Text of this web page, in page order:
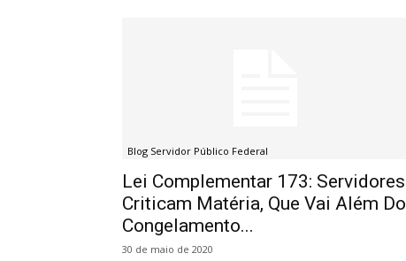
Blog Servidor Público Federal
Lei Complementar 173: Servidores
Criticam Matéria, Que Vai Além Do
Congelamento...
30 de maio de 2020